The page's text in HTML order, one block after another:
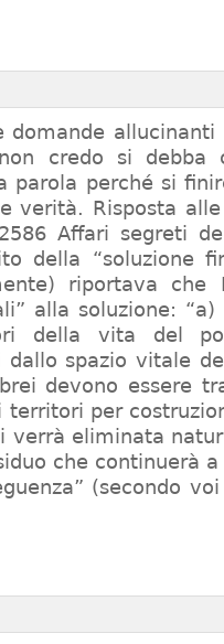
domande
credo si debba
parola perché si
verità. Risposta
Affari segreti
della “soluzione
riportava che
alla soluzione:
della vita del
spazio vitale
devono essere
territori per
verrà eliminata
che continuerà
(secondo